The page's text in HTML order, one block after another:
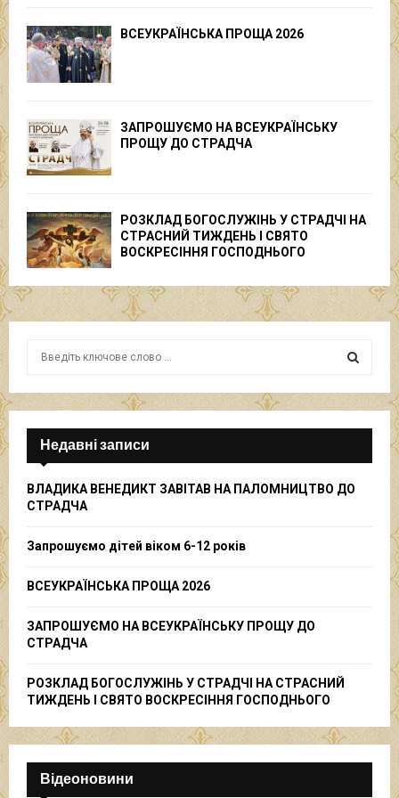
ВСЕУКРАЇНСЬКА ПРОЩА 2026
ЗАПРОШУЄМО НА ВСЕУКРАЇНСЬКУ
ПРОЩУ ДО СТРАДЧА
РОЗКЛАД БОГОСЛУЖІНЬ У СТРАДЧІ НА
СТРАСНИЙ ТИЖДЕНЬ І СВЯТО
ВОСКРЕСІННЯ ГОСПОДНЬОГО
r
f
r
S
E
A
Недавні записи
ВЛАДИКА ВЕНЕДИКТ ЗАВІТАВ НА ПАЛОМНИЦТВО ДО
СТРАДЧА
Запрошуємо дітей віком 6-12 років
ВСЕУКРАЇНСЬКА ПРОЩА 2026
ЗАПРОШУЄМО НА ВСЕУКРАЇНСЬКУ ПРОЩУ ДО
СТРАДЧА
РОЗКЛАД БОГОСЛУЖІНЬ У СТРАДЧІ НА СТРАСНИЙ
ТИЖДЕНЬ І СВЯТО ВОСКРЕСІННЯ ГОСПОДНЬОГО
Відеоновини